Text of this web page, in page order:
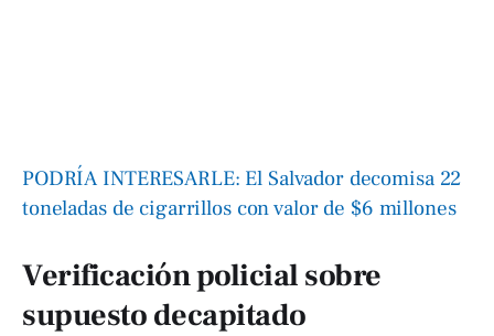
PODRÍA INTERESARLE: El Salvador decomisa 22
toneladas de cigarrillos con valor de $6 millones
Verificación policial sobre
supuesto decapitado